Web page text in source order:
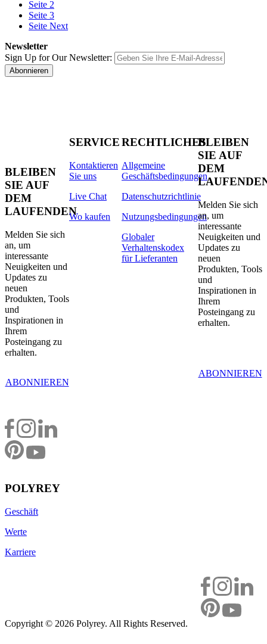
Seite 2
Seite 3
Seite Next
Newsletter
Sign Up for Our Newsletter:
Abonnieren
BLEIBEN
SIE AUF
DEM
LAUFENDEN
Melden Sie sich
an, um
interessante
Neuigkeiten und
Updates zu
neuen
Produkten, Tools
und
Inspirationen in
Ihrem
Posteingang zu
erhalten.
ABONNIEREN
POLYREY
Geschäft
Werte
Karriere
SERVICE
Kontaktieren
Sie uns
Live Chat
Wo kaufen
RECHTLICHES
Allgemeine
Geschäftsbedingungen
Datenschutzrichtlinie
Nutzungsbedingungen
Globaler
Verhaltenskodex
für Lieferanten
BLEIBEN
SIE AUF
DEM
Melden Sie sich
an, um
interessante
Neuigkeiten und
Updates zu
neuen
Produkten, Tools
und
Inspirationen in
Ihrem
Posteingang zu
erhalten.
ABONNIEREN
Copyright © 2026 Polyrey. All Rights Reserved.